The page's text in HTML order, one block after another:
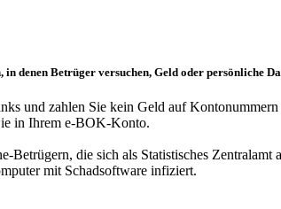
denen Betrüger versuchen, Geld oder persönliche
und zahlen Sie kein Geld auf
in Ihrem e-BOK-Konto.
Betrügern, die sich als Statistisches
mit Schadsoftware infiziert.